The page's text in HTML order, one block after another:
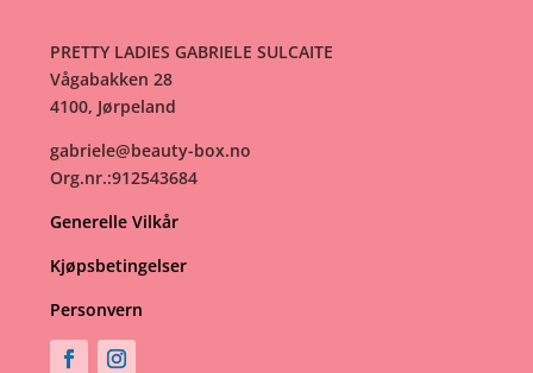
PRETTY LADIES GABRIELE SULCAITE
Vågabakken 28
4100, Jørpeland
gabriele@beauty-box.no
Org.nr.:912543684
Generelle Vilkår
Kjøpsbetingelser
Personvern